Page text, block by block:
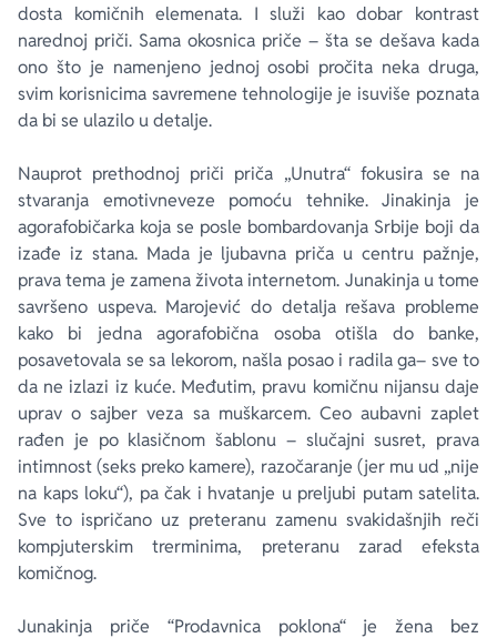
dosta komičnih elemenata. I služi kao dobar kontrast
narednoj priči. Sama okosnica priče – šta se dešava kada
ono što je namenjeno jednoj osobi pročita neka druga,
svim korisnicima savremene tehnologije je isuviše poznata
da bi se ulazilo u detalje.
Nauprot prethodnoj priči priča „Unutra“ fokusira se na
stvaranja emotivneveze pomoću tehnike. Jinakinja je
agorafobičarka koja se posle bombardovanja Srbije boji da
izađe iz stana. Mada je ljubavna priča u centru pažnje,
prava tema je zamena života internetom. Junakinja u tome
savršeno uspeva. Marojević do detalja rešava probleme
kako bi jedna agorafobična osoba otišla do banke,
posavetovala se sa lekorom, našla posao i radila ga– sve to
da ne izlazi iz kuće. Međutim, pravu komičnu nijansu daje
uprav o sajber veza sa muškarcem. Ceo aubavni zaplet
rađen je po klasičnom šablonu – slučajni susret, prava
intimnost (seks preko kamere), razočaranje (jer mu ud „nije
na kaps loku“), pa čak i hvatanje u preljubi putam satelita.
Sve to ispričano uz preteranu zamenu svakidašnjih reči
kompjuterskim trerminima, preteranu zarad efeksta
komičnog.
Junakinja priče “Prodavnica poklona“ je žena bez